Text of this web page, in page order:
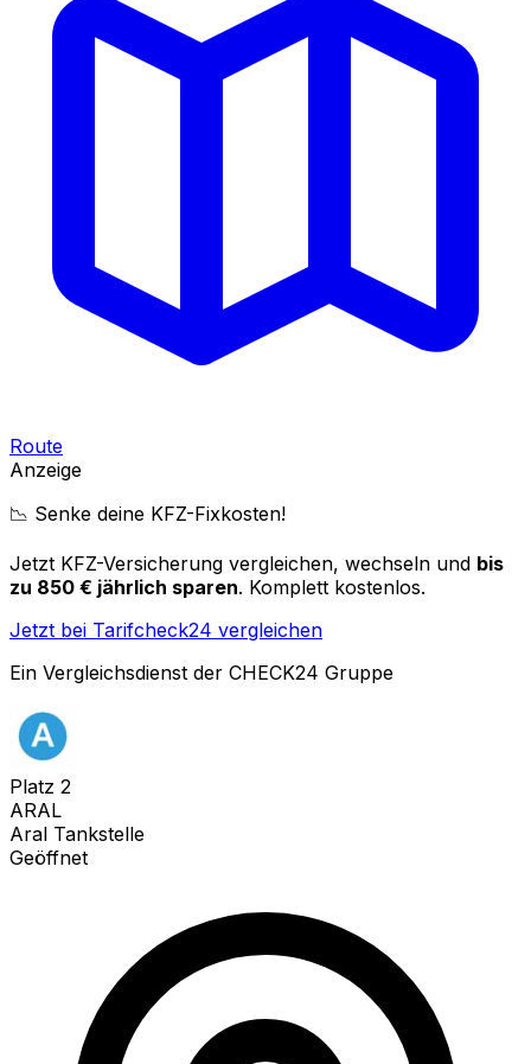
Route
Anzeige
📉 Senke deine KFZ-Fixkosten!
Jetzt KFZ-Versicherung vergleichen, wechseln und bis
zu 850 € jährlich sparen. Komplett kostenlos.
Jetzt bei Tarifcheck24 vergleichen
Ein Vergleichsdienst der CHECK24 Gruppe
Platz 2
ARAL
Aral Tankstelle
Geöffnet